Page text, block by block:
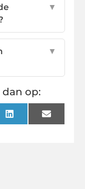
▼
▼
dan op:
LinkedInEmail